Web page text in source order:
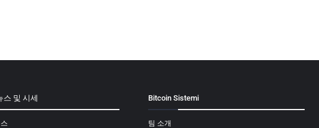
스 및 시세 Bitcoin Sistemi
팀 소개